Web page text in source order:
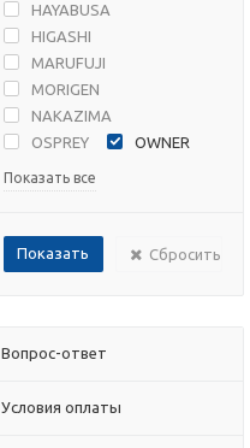
HAYABUSA
HIGASHI
MARUFUJI
MORIGEN
NAKAZIMA
OSPREY
OWNER
Показать все
Сбросить
Вопрос-ответ
Условия оплаты